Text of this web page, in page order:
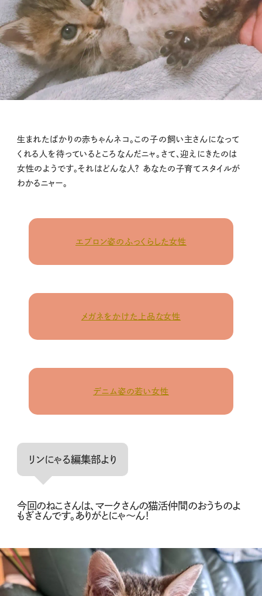
生まれたばかりの赤ちゃんネコ。この子の飼い主さんになって
くれる人を待っているところなんだニャ。さて、迎えにきたのは
女性のようです。それはどんな人？ あなたの子育てスタイルが
わかるニャー。
エプロン姿のふっくらした女性
メガネをかけた上品な女性
デニム姿の若い女性
リンにゃる編集部より
今回のねこさんは、マークさんの猫活仲間のおうちのよ
もぎさんです。ありがとにゃ～ん！